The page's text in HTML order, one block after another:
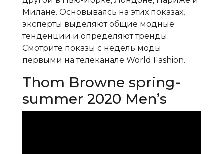
Милане. Основываясь на этих показах,
эксперты выделяют общие модные
тенденции и определяют тренды.
Смотрите показы с недель моды
первыми на телеканале World Fashion.
Thom Browne spring-
summer 2020 Men’s